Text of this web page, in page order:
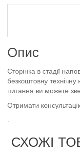
Опис
Сторінка в стадії
безкоштовну технічну
питання ви можете
Отримати
.
СХОЖІ